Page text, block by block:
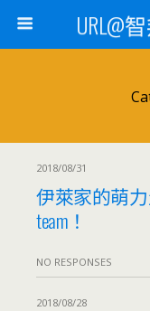
URL@
2018/08/31
伊萊家的萌力
team！
NO RESPONSES
2018/08/28